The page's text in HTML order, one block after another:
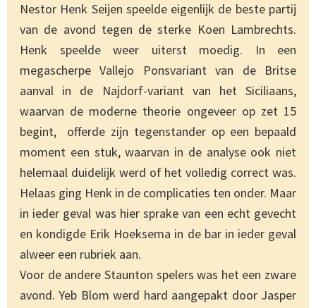
Nestor Henk Seijen speelde eigenlijk de beste partij
van de avond tegen de sterke Koen Lambrechts.
Henk speelde weer uiterst moedig. In een
megascherpe Vallejo Ponsvariant van de Britse
aanval in de Najdorf-variant van het Siciliaans,
waarvan de moderne theorie ongeveer op zet 15
begint, offerde zijn tegenstander op een bepaald
moment een stuk, waarvan in de analyse ook niet
helemaal duidelijk werd of het volledig correct was.
Helaas ging Henk in de complicaties ten onder. Maar
in ieder geval was hier sprake van een echt gevecht
en kondigde Erik Hoeksema in de bar in ieder geval
alweer een rubriek aan.
Voor de andere Staunton spelers was het een zware
avond. Yeb Blom werd hard aangepakt door Jasper